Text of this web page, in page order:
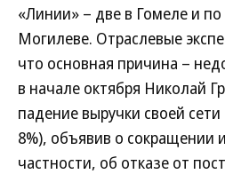
«Линии» – две в Гомеле и
Могилеве. Отраслевые
что основная причина –
в начале октября Николай
падение выручки своей
8%), объявив о сокращении
частности, об отказе от